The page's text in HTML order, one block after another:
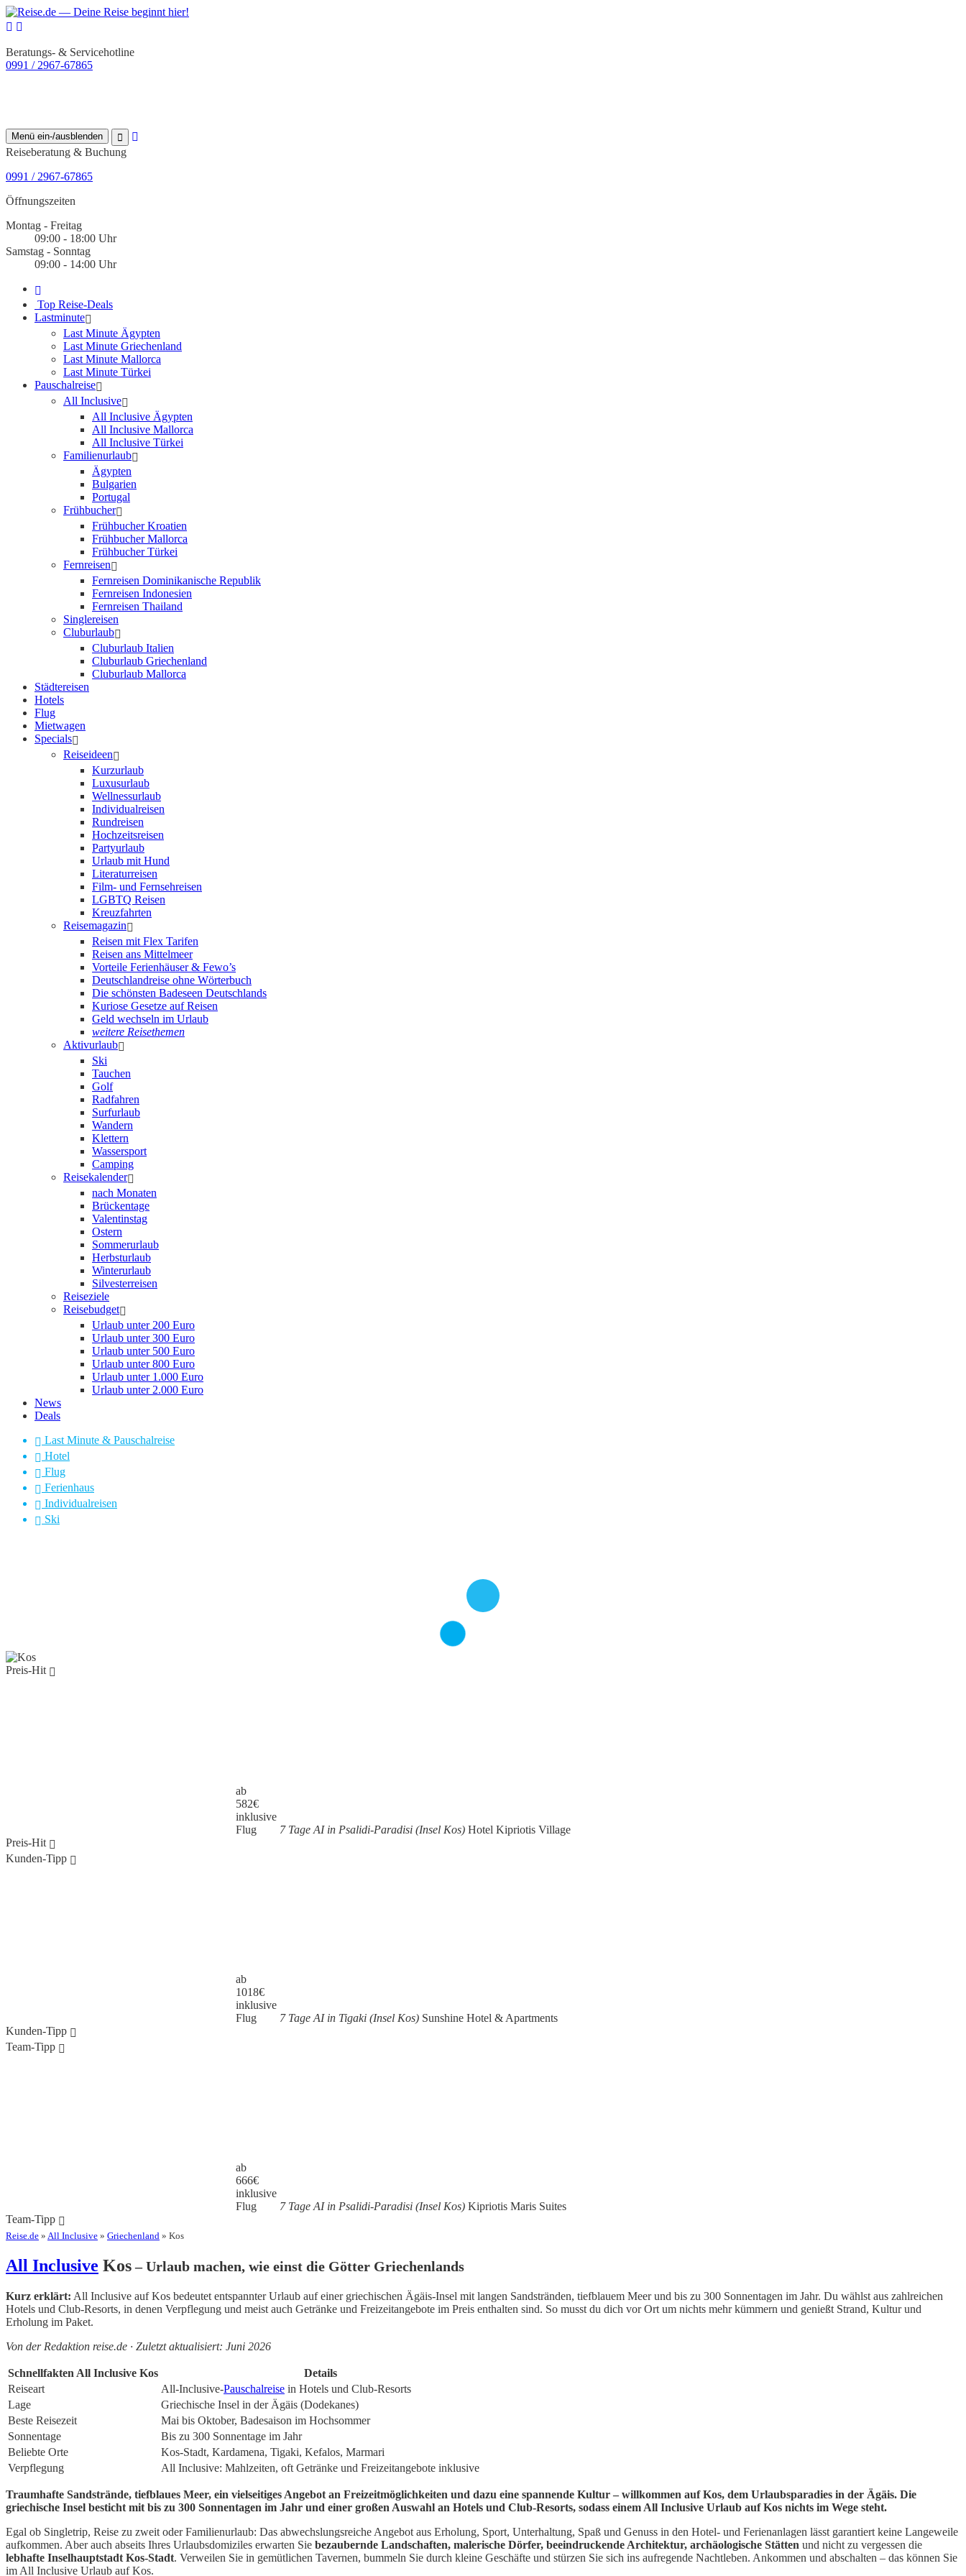
Beratungs- & Servicehotline
0991 / 2967-67865
Menü ein-/ausblenden
Reiseberatung & Buchung
0991 / 2967-67865
Öffnungszeiten
Montag - Freitag
09:00 - 18:00 Uhr
Samstag - Sonntag
09:00 - 14:00 Uhr
Top Reise-Deals
Lastminute
Last Minute Ägypten
Last Minute Griechenland
Last Minute Mallorca
Last Minute Türkei
Pauschalreise
All Inclusive
All Inclusive Ägypten
All Inclusive Mallorca
All Inclusive Türkei
Familienurlaub
Ägypten
Bulgarien
Portugal
Frühbucher
Frühbucher Kroatien
Frühbucher Mallorca
Frühbucher Türkei
Fernreisen
Fernreisen Dominikanische Republik
Fernreisen Indonesien
Fernreisen Thailand
Singlereisen
Cluburlaub
Cluburlaub Italien
Cluburlaub Griechenland
Cluburlaub Mallorca
Städtereisen
Hotels
Flug
Mietwagen
Specials
Reiseideen
Kurzurlaub
Luxusurlaub
Wellnessurlaub
Individualreisen
Rundreisen
Hochzeitsreisen
Partyurlaub
Urlaub mit Hund
Literaturreisen
Film- und Fernsehreisen
LGBTQ Reisen
Kreuzfahrten
Reisemagazin
Reisen mit Flex Tarifen
Reisen ans Mittelmeer
Vorteile Ferienhäuser & Fewo’s
Deutschlandreise ohne Wörterbuch
Die schönsten Badeseen Deutschlands
Kuriose Gesetze auf Reisen
Geld wechseln im Urlaub
weitere Reisethemen
Aktivurlaub
Ski
Tauchen
Golf
Radfahren
Surfurlaub
Wandern
Klettern
Wassersport
Camping
Reisekalender
nach Monaten
Brückentage
Valentinstag
Ostern
Sommerurlaub
Herbsturlaub
Winterurlaub
Silvesterreisen
Reiseziele
Reisebudget
Urlaub unter 200 Euro
Urlaub unter 300 Euro
Urlaub unter 500 Euro
Urlaub unter 800 Euro
Urlaub unter 1.000 Euro
Urlaub unter 2.000 Euro
News
Deals
Last Minute & Pauschalreise
Hotel
Flug
Ferienhaus
Individualreisen
Ski
Preis-Hit
ab
582€
inklusive
Flug
7 Tage AI in Psalidi-Paradisi (Insel Kos) Hotel Kipriotis Village
Preis-Hit
Kunden-Tipp
ab
1018€
inklusive
Flug
7 Tage AI in Tigaki (Insel Kos) Sunshine Hotel & Apartments
Kunden-Tipp
Team-Tipp
ab
666€
inklusive
Flug
7 Tage AI in Psalidi-Paradisi (Insel Kos) Kipriotis Maris Suites
Team-Tipp
Reise.de » All Inclusive » Griechenland » Kos
All Inclusive Kos– Urlaub machen, wie einst die Götter Griechenlands
Kurz erklärt: All Inclusive auf Kos bedeutet entspannter Urlaub auf einer griechischen Ägäis-Insel mit langen Sandstränden, tiefblauem Meer und bis zu 300 Sonnentagen im Jahr. Du wählst aus zahlreichen
Hotels und Club-Resorts, in denen Verpflegung und meist auch Getränke und Freizeitangebote im Preis enthalten sind. So musst du dich vor Ort um nichts mehr kümmern und genießt Strand, Kultur und
Erholung im Paket.
Von der Redaktion reise.de · Zuletzt aktualisiert: Juni 2026
Schnellfakten All Inclusive Kos
Details
Reiseart
All-Inclusive-Pauschalreise in Hotels und Club-Resorts
Lage
Griechische Insel in der Ägäis (Dodekanes)
Beste Reisezeit
Mai bis Oktober, Badesaison im Hochsommer
Sonnentage
Bis zu 300 Sonnentage im Jahr
Beliebte Orte
Kos-Stadt, Kardamena, Tigaki, Kefalos, Marmari
Verpflegung
All Inclusive: Mahlzeiten, oft Getränke und Freizeitangebote inklusive
Traumhafte Sandstrände, tiefblaues Meer, ein vielseitiges Angebot an Freizeitmöglichkeiten und dazu eine spannende Kultur – willkommen auf Kos, dem Urlaubsparadies in der Ägäis. Die
griechische Insel besticht mit bis zu 300 Sonnentagen im Jahr und einer großen Auswahl an Hotels und Club-Resorts, sodass einem All Inclusive Urlaub auf Kos nichts im Wege steht.
Egal ob Singletrip, Reise zu zweit oder Familienurlaub: Das abwechslungsreiche Angebot aus Erholung, Sport, Unterhaltung, Spaß und Genuss in den Hotel- und Ferienanlagen lässt garantiert keine Langeweile
aufkommen. Aber auch abseits Ihres Urlaubsdomiziles erwarten Sie bezaubernde Landschaften, malerische Dörfer, beeindruckende Architektur, archäologische Stätten und nicht zu vergessen die
lebhafte Inselhauptstadt Kos-Stadt. Verweilen Sie in gemütlichen Tavernen, bummeln Sie durch kleine Geschäfte und stürzen Sie sich ins aufregende Nachtleben. Ankommen und abschalten – das können Sie
im All Inclusive Urlaub auf Kos.